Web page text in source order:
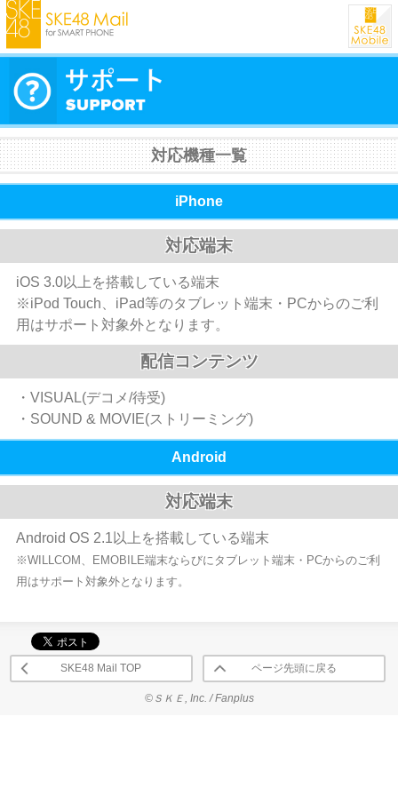
対応機種一覧
iPhone
対応端末
iOS 3.0以上を搭載している端末
※iPod Touch、iPad等のタブレット端末・PCからのご利
用はサポート対象外となります。
配信コンテンツ
・VISUAL(デコメ/待受)
・SOUND & MOVIE(ストリーミング)
Android
対応端末
Android OS 2.1以上を搭載している端末
※WILLCOM、EMOBILE端末ならびにタブレット端末・PCからのご利
用はサポート対象外となります。
SKE48 Mail TOP ページ先頭に戻る
©ＳＫＥ, Inc. / Fanplus